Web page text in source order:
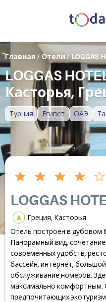
Турция Египет ОАЭ
Главная / Отели/ LOGGAS
LOGGAS
Касторья,
LOGGAS
Греция, Касторья
Отель построен в дубовом
Панорамный вид,
современных удобств,
бассейн, интернет,
обслуживание номеров.
максимально комфортным.
предпочитающих